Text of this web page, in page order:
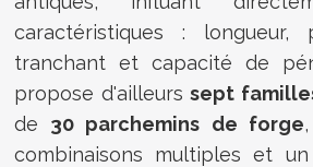
caractéristiques : longueur,
tranchant et capacité de
propose d'ailleurssept
de 30 parchemins de forge
combinaisons multiples et